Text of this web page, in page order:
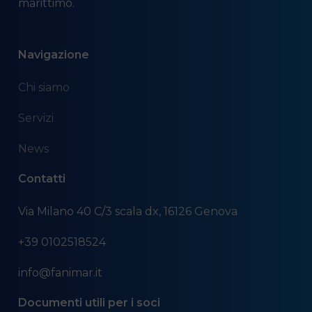
marittimo.
Navigazione
Chi siamo
Servizi
News
Contatti
Via Milano 40 C/3 scala dx, 16126 Genova
+39 0102518524
info@fanimar.it
Documenti utili per i soci